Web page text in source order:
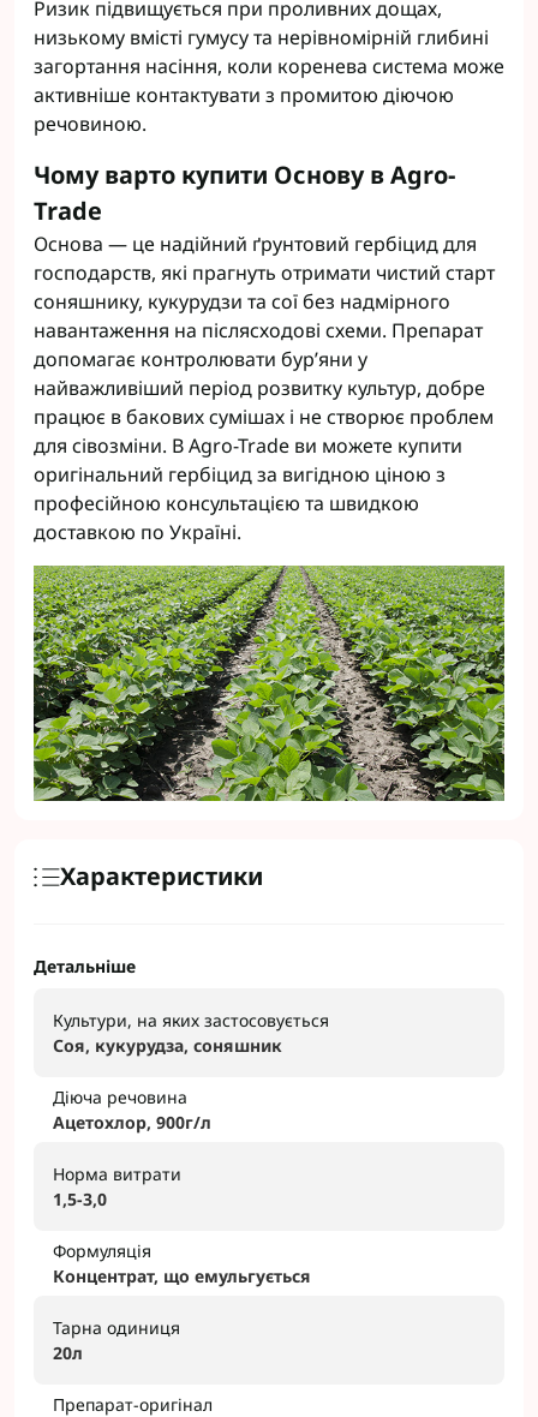
Ризик підвищується при проливних дощах,
низькому вмісті гумусу та нерівномірній глибині
загортання насіння, коли коренева система може
активніше контактувати з промитою діючою
речовиною.
Чому варто купити Основу в Agro-
Trade
Основа — це надійний ґрунтовий гербіцид для
господарств, які прагнуть отримати чистий старт
соняшнику, кукурудзи та сої без надмірного
навантаження на післясходові схеми. Препарат
допомагає контролювати бур’яни у
найважливіший період розвитку культур, добре
працює в бакових сумішах і не створює проблем
для сівозміни. В Agro-Trade ви можете купити
оригінальний гербіцид за вигідною ціною з
професійною консультацією та швидкою
доставкою по Україні.
Характеристики
Детальніше
Культури, на яких застосовується
Соя, кукурудза, соняшник
Діюча речовина
Ацетохлор, 900г/л
Норма витрати
1,5-3,0
Формуляція
Концентрат, що емульгується
Тарна одиниця
20л
Препарат-оригінал